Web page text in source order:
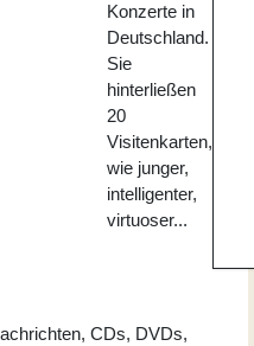
Konzerte in
Deutschland.
Sie
hinterließen
20
Visitenkarten,
wie junger,
intelligenter,
virtuoser...
CDs, DVDs,